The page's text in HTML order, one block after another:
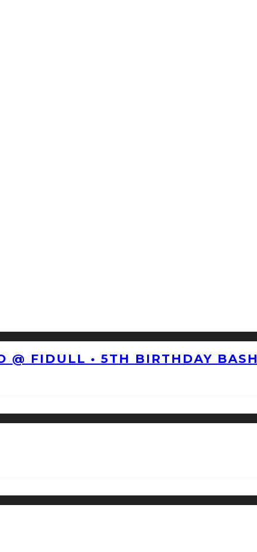
@ FIDULL • 5TH BIRTHDAY BASH